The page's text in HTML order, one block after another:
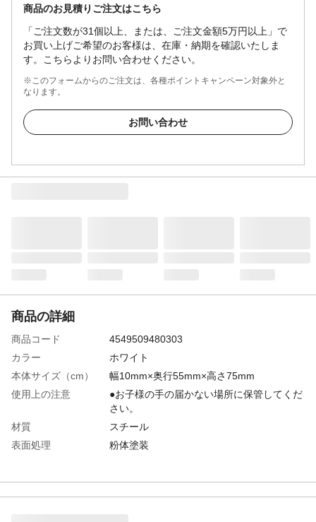
商品のお見積りご注文はこちら
「ご注文数が31個以上、または、ご注文金額5万円以上」で
お買い上げご希望のお客様は、在庫・納期を確認いたしま
す。こちらよりお問い合わせください。
※このフォームからのご注文は、各種ポイントキャンペーン対象外と
なります。
お問い合わせ
商品の詳細
商品コード
4549509480303
カラー
ホワイト
本体サイズ（cm）
幅10mm×奥行55mm×高さ75mm
使用上の注意
●お子様の手の届かない場所に保管してくだ
さい。
材質
スチール
表面処理
粉体塗装
生産国
中国